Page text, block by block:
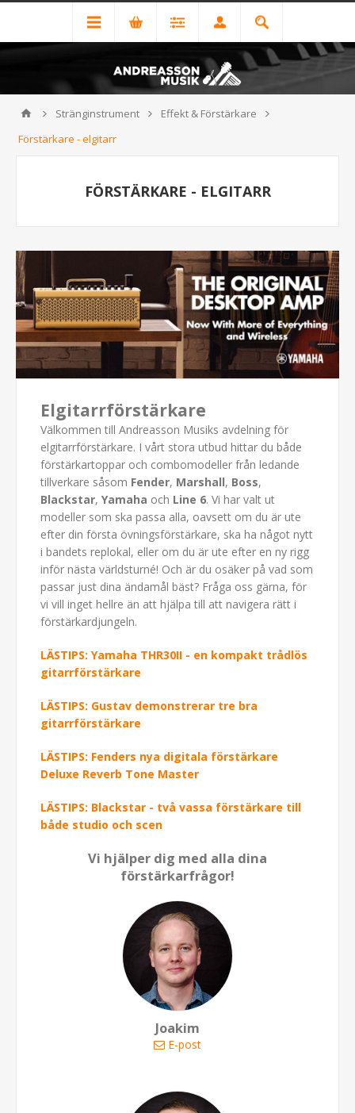
Stränginstrument
Effekt & Förstärkare
Förstärkare - elgitarr
FÖRSTÄRKARE - ELGITARR
Elgitarrförstärkare
Välkommen till Andreasson Musiks avdelning för
elgitarrförstärkare. I vårt stora utbud hittar du både
förstärkartoppar och combomodeller från ledande
tillverkare såsom Fender, Marshall, Boss,
Blackstar, Yamaha och Line 6. Vi har valt ut
modeller som ska passa alla, oavsett om du är ute
efter din första övningsförstärkare, ska ha något nytt
i bandets replokal, eller om du är ute efter en ny rigg
inför nästa världsturné! Och är du osäker på vad som
passar just dina ändamål bäst? Fråga oss gärna, för
vi vill inget hellre än att hjälpa till att navigera rätt i
förstärkardjungeln.
LÄSTIPS: Yamaha THR30II - en kompakt trådlös
gitarrförstärkare
LÄSTIPS: Gustav demonstrerar tre bra
gitarrförstärkare
LÄSTIPS: Fenders nya digitala förstärkare
Deluxe Reverb Tone Master
LÄSTIPS: Blackstar - två vassa förstärkare till
både studio och scen
Vi hjälper dig med alla dina
förstärkarfrågor!
Joakim
E-post